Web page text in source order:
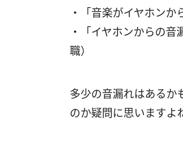
・「音楽がイヤホンか
・「イヤホンからの
職）
多少の音漏れはあるか
のか疑問に思いますよ